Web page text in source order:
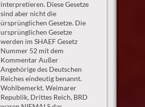
interpretieren. Diese Gesetze
sind aber nicht die
ürsprünglichen Gesetze. Die
ursprünglichen Gesetze
werden im SHAEF Gesetz
Nummer 52 mit dem
Kommentar Außer
Angehörige des Deutschen
Reiches eindeutig benannt.
Wohlbemerkt. Weimarer
Republik, Drittes Reich, BRD